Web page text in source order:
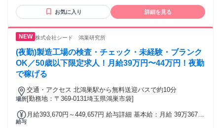
お気に入り 詳細を見る
株式会社シード 鴻巣研究所
(夜勤)製造工場の検査・チェック・未経験・ブランク
OK／50歳以下限定求人！月給39万円〜44万円！夜勤
で稼げる
場所
交通・アクセス 北鴻巣駅から無料送迎バスで約10分
[勤務地：〒369-0131埼玉県鴻巣市袋]
給与
月給393,670円～449,657円 給与詳細 基本給：月給 39万3670